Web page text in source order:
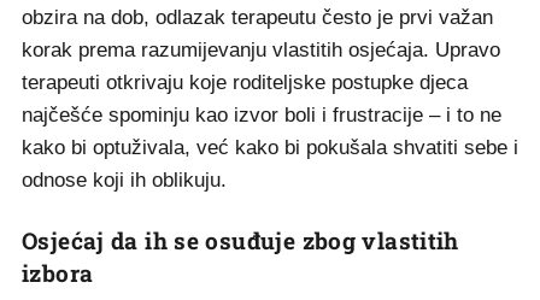
obzira na dob, odlazak terapeutu često je prvi važan
korak prema razumijevanju vlastitih osjećaja. Upravo
terapeuti otkrivaju koje roditeljske postupke djeca
najčešće spominju kao izvor boli i frustracije – i to ne
kako bi optuživala, već kako bi pokušala shvatiti sebe i
odnose koji ih oblikuju.
Osjećaj da ih se osuđuje zbog vlastitih
izbora